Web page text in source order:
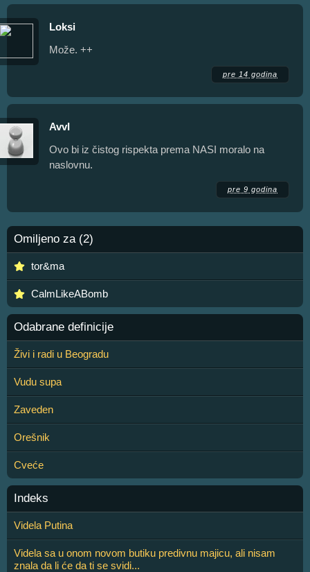
Loksi
Može. ++
pre 14 godina
AvvI
Ovo bi iz čistog rispekta prema NASI moralo na
naslovnu.
pre 9 godina
Omiljeno za (2)
tor&ma
CalmLikeABomb
Odabrane definicije
Živi i radi u Beogradu
Vudu supa
Zaveden
Orešnik
Cveće
Indeks
Videla Putina
Videla sa u onom novom butiku predivnu majicu, ali nisam
znala da li će da ti se svidi...